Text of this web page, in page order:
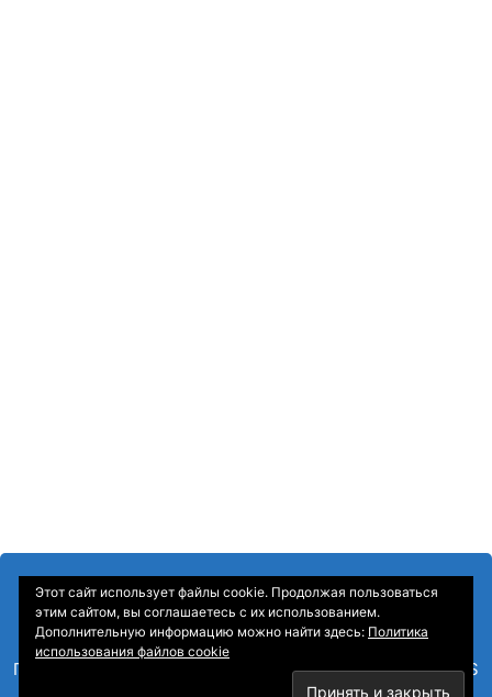
Главная Контакты— Sitemap—
RSS
Этот сайт использует файлы cookie. Продолжая пользоваться
этим сайтом, вы соглашаетесь с их использованием.
Дополнительную информацию можно найти здесь: Политика
использования файлов cookie